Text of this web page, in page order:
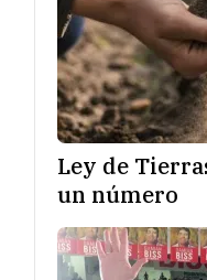
Ley de
un número